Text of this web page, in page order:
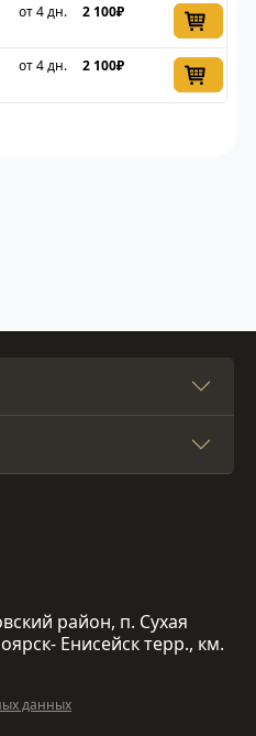
от 4 дн. 2 100₽
от 4 дн. 2 100₽
район, п. Сухая
Енисейск терр., км.
данных